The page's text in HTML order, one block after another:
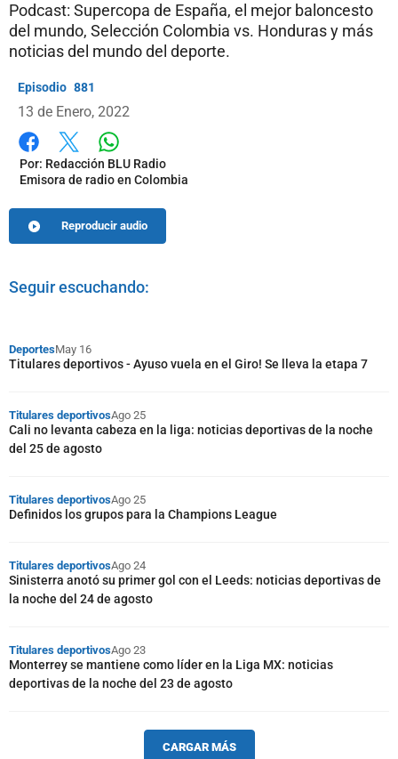
Podcast: Supercopa de España, el mejor baloncesto
del mundo, Selección Colombia vs. Honduras y más
noticias del mundo del deporte.
881
13 de Enero, 2022
Facebook
X Whatsapp
Por: Redacción BLU Radio
Emisora de radio en Colombia
Reproducir audio
Seguir escuchando:
DeportesMay 16
Titulares deportivos - Ayuso vuela en el Giro! Se lleva la etapa 7
Titulares deportivosAgo 25
Cali no levanta cabeza en la liga: noticias deportivas de la noche
del 25 de agosto
Titulares deportivosAgo 25
Definidos los grupos para la Champions League
Titulares deportivosAgo 24
Sinisterra anotó su primer gol con el Leeds: noticias deportivas de
la noche del 24 de agosto
Titulares deportivosAgo 23
Monterrey se mantiene como líder en la Liga MX: noticias
deportivas de la noche del 23 de agosto
CARGAR MÁS